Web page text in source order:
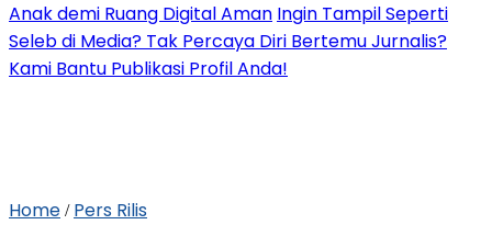
Anak demi Ruang Digital Aman Ingin Tampil Seperti
Seleb di Media? Tak Percaya Diri Bertemu Jurnalis?
Kami Bantu Publikasi Profil Anda!
Home / Pers Rilis